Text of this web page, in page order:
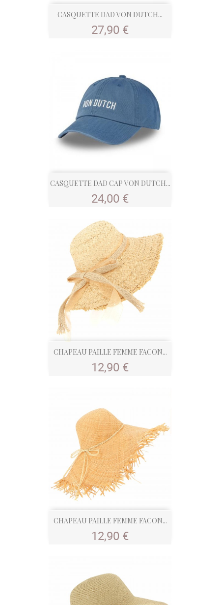
CASQUETTE DAD VON DUTCH...
Prix
27,90 €
CASQUETTE DAD CAP VON DUTCH...
Prix
24,00 €
CHAPEAU PAILLE FEMME FACON...
Prix
12,90 €
CHAPEAU PAILLE FEMME FACON...
Prix
12,90 €